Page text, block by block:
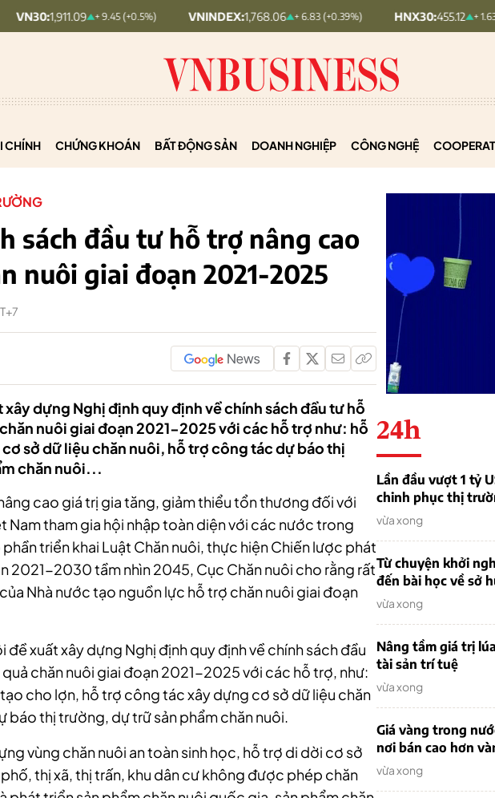
+ 9.45 (+0.5%) VNINDEX: 1,768.06 + 6.83 (+0.39%) HNX30: + 1.63 (+0.36%)
CHÍNH CHỨNG KHOÁN BẤT ĐỘNG SẢN DOANH NGHIỆP CÔNG NGHỆ
sách đầu tư hỗ trợ nâng cao
nuôi giai đoạn 2021-2025
xây dựng Nghị định quy định về chính sách đầu tư hỗ
nuôi giai đoạn 2021-2025 với các hỗ trợ như: hỗ
sở dữ liệu chăn nuôi, hỗ trợ công tác dự báo thị
chăn nuôi...
cao giá trị gia tăng, giảm thiểu tổn thương đối với
Nam tham gia hội nhập toàn diện với các nước trong
triển khai Luật Chăn nuôi, thực hiện Chiến lược phát
2021-2030 tầm nhìn 2045, Cục Chăn nuôi cho rằng rất
Nhà nước tạo nguồn lực hỗ trợ chăn nuôi giai đoạn
đề xuất xây dựng Nghị định quy định về chính sách đầu
chăn nuôi giai đoạn 2021-2025 với các hỗ trợ, như:
cho lợn, hỗ trợ công tác xây dựng cơ sở dữ liệu chăn
báo thị trường, dự trữ sản phẩm chăn nuôi.
vùng chăn nuôi an toàn sinh học, hỗ trợ di dời cơ sở
thị xã, thị trấn, khu dân cư không được phép chăn
24h
Lần đầu vượt 1 tỷ
chinh phục thị
vừa xong
Từ chuyện khởi
đến bài học về sở
vừa xong
Nâng tầm giá trị
tài sản trí tuệ
vừa xong
Giá vàng trong
nơi bán cao hơn
vừa xong